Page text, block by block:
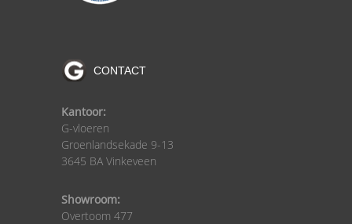
CONTACT
Kantoor:
G-vloeren
Groenlandsekade 9-13
3645 BA Vinkeveen
Showroom:
Overtoom 477